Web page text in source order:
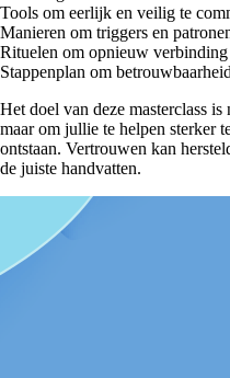
Tools om eerlijk en veilig te
Manieren om triggers en
Rituelen om opnieuw verbinding
Stappenplan om
Het doel van deze masterclass
maar om jullie te helpen sterker
ontstaan. Vertrouwen kan
de juiste handvatten.